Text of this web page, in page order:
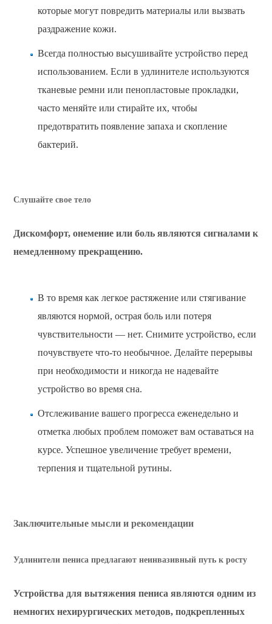
которые могут повредить материалы или вызвать
раздражение кожи.
Всегда полностью высушивайте устройство перед
использованием. Если в удлинителе используются
тканевые ремни или пенопластовые прокладки,
часто меняйте или стирайте их, чтобы
предотвратить появление запаха и скопление
бактерий.
Слушайте свое тело
Дискомфорт, онемение или боль являются сигналами к
немедленному прекращению.
В то время как легкое растяжение или стягивание
являются нормой, острая боль или потеря
чувствительности — нет. Снимите устройство, если
почувствуете что-то необычное. Делайте перерывы
при необходимости и никогда не надевайте
устройство во время сна.
Отслеживание вашего прогресса еженедельно и
отметка любых проблем поможет вам оставаться на
курсе. Успешное увеличение требует времени,
терпения и тщательной рутины.
Заключительные мысли и рекомендации
Удлинители пениса предлагают неинвазивный путь к росту
Устройства для вытяжения пениса являются одним из
немногих нехирургических методов, подкрепленных